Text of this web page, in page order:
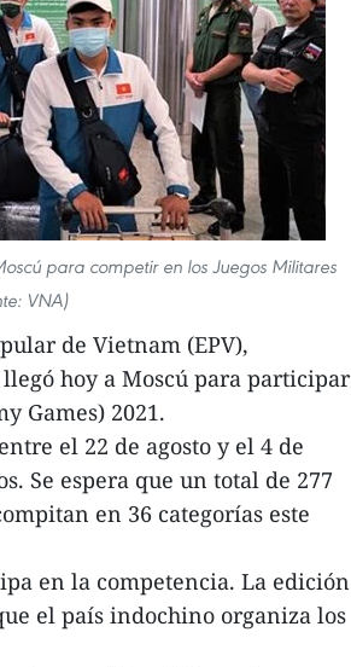
para competir en los Juegos Militares
VNA)
de Vietnam (EPV),
hoy a Moscú para participar
Games) 2021.
el 22 de agosto y el 4 de
Se espera que un total de 277
en 36 categorías este
en la competencia. La edición
el país indochino organiza los